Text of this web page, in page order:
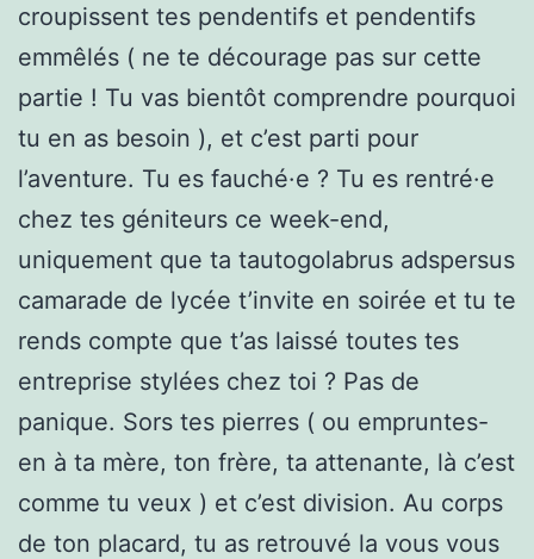
croupissent tes pendentifs et pendentifs
emmêlés ( ne te décourage pas sur cette
partie ! Tu vas bientôt comprendre pourquoi
tu en as besoin ), et c’est parti pour
l’aventure. Tu es fauché·e ? Tu es rentré·e
chez tes géniteurs ce week-end,
uniquement que ta tautogolabrus adspersus
camarade de lycée t’invite en soirée et tu te
rends compte que t’as laissé toutes tes
entreprise stylées chez toi ? Pas de
panique. Sors tes pierres ( ou empruntes-
en à ta mère, ton frère, ta attenante, là c’est
comme tu veux ) et c’est division. Au corps
de ton placard, tu as retrouvé la vous vous